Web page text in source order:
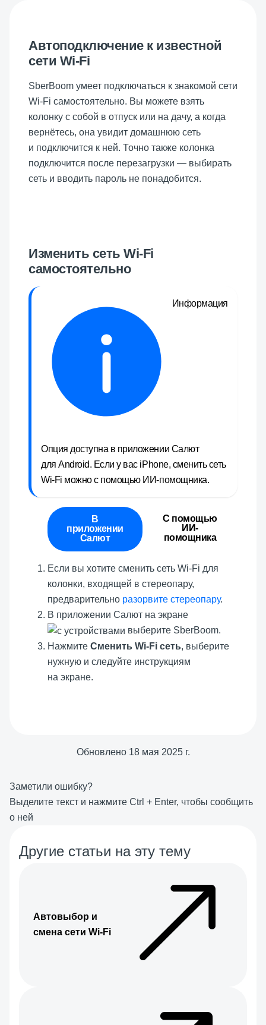
Автоподключение к известной
сети Wi-Fi
SberBoom умеет подключаться к знакомой сети
Wi-Fi самостоятельно. Вы можете взять
колонку с собой в отпуск или на дачу, а когда
вернётесь, она увидит домашнюю сеть
и подключится к ней. Точно также колонка
подключится после перезагрузки — выбирать
сеть и вводить пароль не понадобится.
Изменить сеть Wi-Fi
самостоятельно
Информация
Опция доступна в приложении Салют
для Android. Если у вас iPhone, сменить сеть
Wi-Fi можно с помощью ИИ-помощника.
В
приложении
Салют
С помощью
ИИ-
помощника
Если вы хотите сменить сеть Wi-Fi для
колонки, входящей в стереопару,
предварительно разорвите стереопару.
В приложении Салют на экране
выберите SberBoom.
Нажмите Сменить Wi-Fi сеть, выберите
нужную и следуйте инструкциям
на экране.
Обновлено 18 мая 2025 г.
Заметили ошибку?
Выделите текст и нажмите Ctrl + Enter, чтобы сообщить
о ней
Другие статьи на эту тему
Автовыбор и
смена сети Wi-Fi